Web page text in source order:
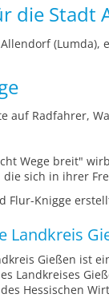
die Stadt
(Lumda),
auf Radfahrer,
Wege breit"
sich in ihrer
Flur-Knigge
Landkreis
Gießen ist
Landkreises
des Hessischen